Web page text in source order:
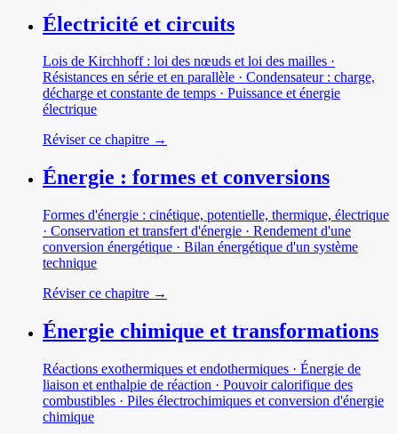
Électricité et circuits
Lois de Kirchhoff : loi des nœuds et loi des mailles ·
Résistances en série et en parallèle · Condensateur : charge,
décharge et constante de temps · Puissance et énergie
électrique
Réviser ce chapitre →
Énergie : formes et conversions
Formes d'énergie : cinétique, potentielle, thermique, électrique
· Conservation et transfert d'énergie · Rendement d'une
conversion énergétique · Bilan énergétique d'un système
technique
Réviser ce chapitre →
Énergie chimique et transformations
Réactions exothermiques et endothermiques · Énergie de
liaison et enthalpie de réaction · Pouvoir calorifique des
combustibles · Piles électrochimiques et conversion d'énergie
chimique